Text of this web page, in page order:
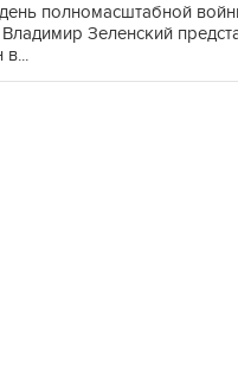
полномасштабной
Зеленский
в...